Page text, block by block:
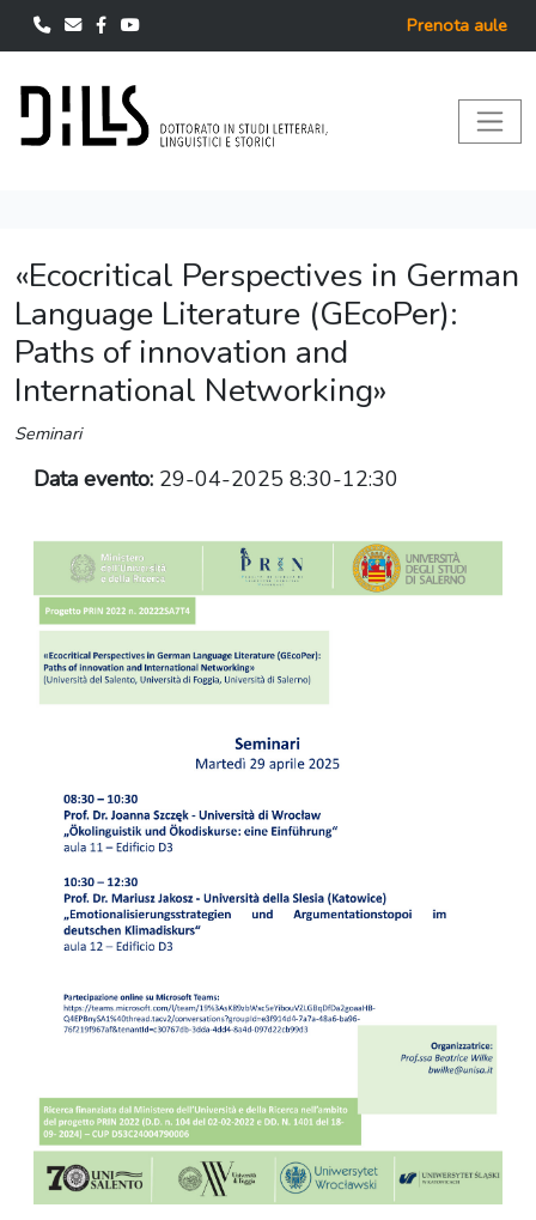
Prenota aule
«Ecocritical Perspectives in German
Language Literature (GEcoPer):
Paths of innovation and
International Networking»
Seminari
Data evento: 29-04-2025 8:30-12:30